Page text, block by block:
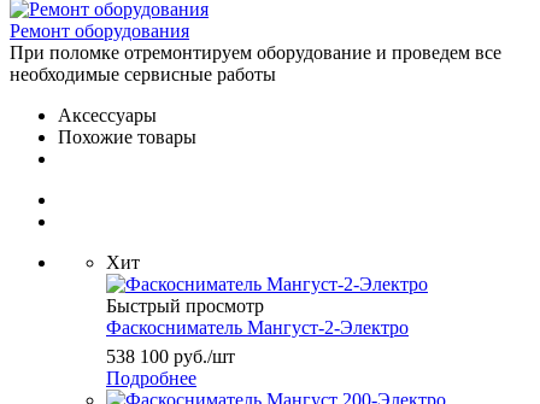
Ремонт оборудования
При поломке отремонтируем оборудование и проведем все
необходимые сервисные работы
Аксессуары
Похожие товары
Хит
Быстрый просмотр
Фаскосниматель Мангуст-2-Электро
538 100 руб./шт
Подробнее